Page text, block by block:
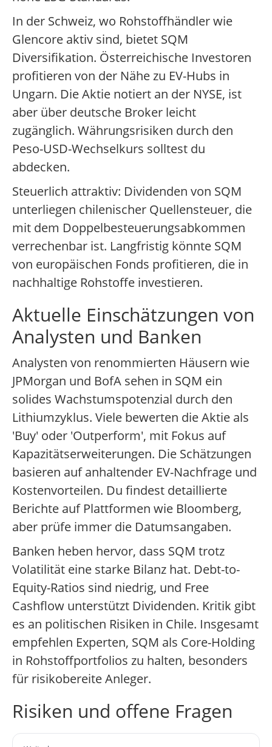
In der Schweiz, wo Rohstoffhändler wie
Glencore aktiv sind, bietet SQM
Diversifikation. Österreichische Investoren
profitieren von der Nähe zu EV-Hubs in
Ungarn. Die Aktie notiert an der NYSE, ist
aber über deutsche Broker leicht
zugänglich. Währungsrisiken durch den
Peso-USD-Wechselkurs solltest du
abdecken.
Steuerlich attraktiv: Dividenden von SQM
unterliegen chilenischer Quellensteuer, die
mit dem Doppelbesteuerungsabkommen
verrechenbar ist. Langfristig könnte SQM
von europäischen Fonds profitieren, die in
nachhaltige Rohstoffe investieren.
Aktuelle Einschätzungen von
Analysten und Banken
Analysten von renommierten Häusern wie
JPMorgan und BofA sehen in SQM ein
solides Wachstumspotenzial durch den
Lithiumzyklus. Viele bewerten die Aktie als
'Buy' oder 'Outperform', mit Fokus auf
Kapazitätserweiterungen. Die Schätzungen
basieren auf anhaltender EV-Nachfrage und
Kostenvorteilen. Du findest detaillierte
Berichte auf Plattformen wie Bloomberg,
aber prüfe immer die Datumsangaben.
Banken heben hervor, dass SQM trotz
Volatilität eine starke Bilanz hat. Debt-to-
Equity-Ratios sind niedrig, und Free
Cashflow unterstützt Dividenden. Kritik gibt
es an politischen Risiken in Chile. Insgesamt
empfehlen Experten, SQM als Core-Holding
in Rohstoffportfolios zu halten, besonders
für risikobereite Anleger.
Risiken und offene Fragen